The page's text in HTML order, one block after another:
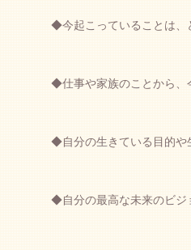
◆今起こっていることは、
◆仕事や家族のことから、
◆自分の生きている目的や
◆自分の最高な未来のビジ